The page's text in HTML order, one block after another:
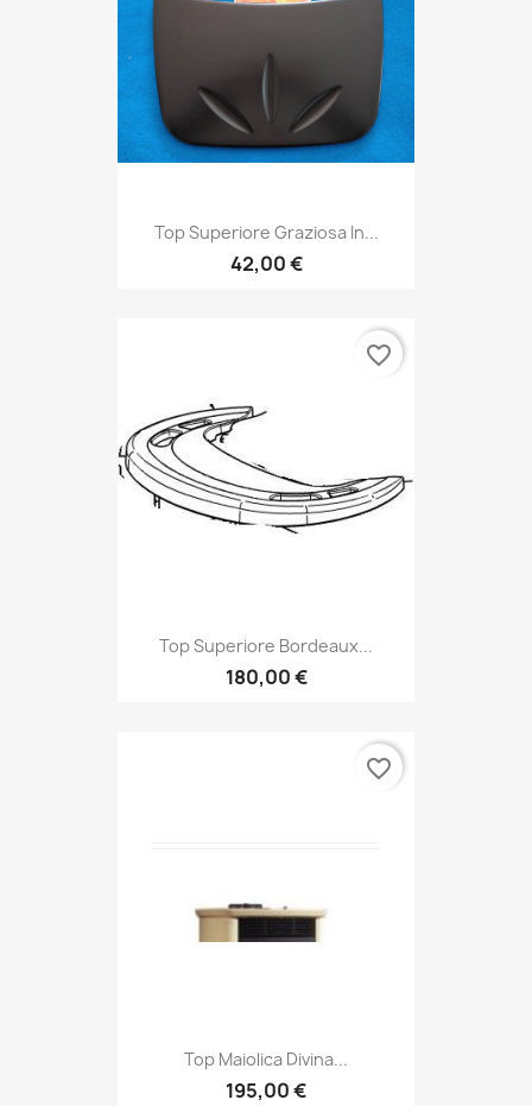
Top Superiore Graziosa In...
42,00 €
Top Superiore Bordeaux...
180,00 €
favorite_border
Top Maiolica Divina...
195,00 €
favorite_border